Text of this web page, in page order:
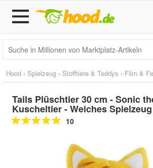
Hood › Spielzeug › Stofftiere & Teddys › Film &
Tails Plüschtier 30 cm - Sonic
Kuscheltier - Weiches Spielzeug
10